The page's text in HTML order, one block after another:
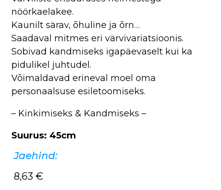
nöörkaelakee.
Kaunilt särav, õhuline ja õrn…
Saadaval mitmes eri värvivariatsioonis.
Sobivad kandmiseks igapäevaselt kui ka
pidulikel juhtudel.
Võimaldavad erineval moel oma
personaalsuse esiletoomiseks.
– Kinkimiseks & Kandmiseks –
Suurus: 45cm
Jaehind:
8,63 €